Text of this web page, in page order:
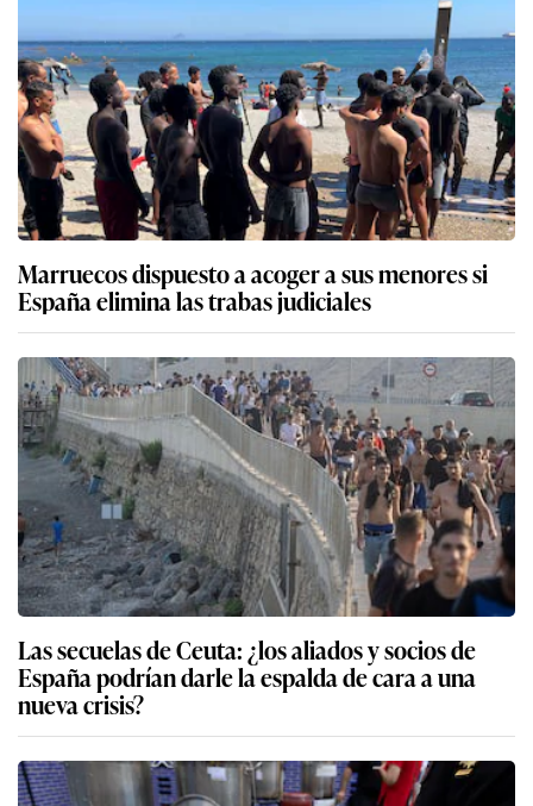
Marruecos dispuesto a acoger a sus menores si
España elimina las trabas judiciales
Las secuelas de Ceuta: ¿los aliados y socios de
España podrían darle la espalda de cara a una
nueva crisis?